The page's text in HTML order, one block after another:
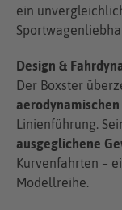
ein
Design &
Der Boxster
Linienführung.
ausgeglichene
Kurvenfahrten –
Modellreihe.